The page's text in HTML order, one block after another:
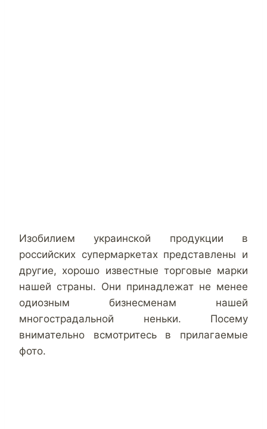
Изобилием украинской продукции в
российских супермаркетах представлены и
другие, хорошо известные торговые марки
нашей страны. Они принадлежат не менее
одиозным бизнесменам нашей
многострадальной неньки. Посему
внимательно всмотритесь в прилагаемые
фото.